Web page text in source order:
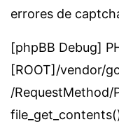
errores de
[phpBB Debug]
[ROOT]/vendor/
/RequestMethod/